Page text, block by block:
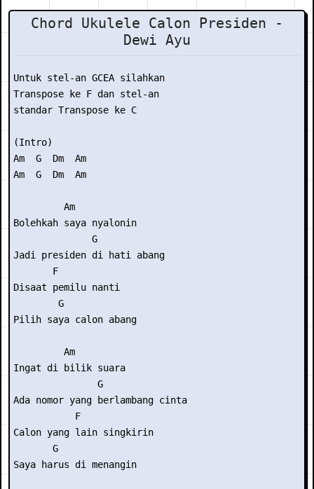
Chord Ukulele Calon Presiden -
Dewi Ayu
Untuk stel-an GCEA silahkan
Transpose ke F dan stel-an
standar Transpose ke C
(Intro)
Am  G  Dm  Am
Am  G  Dm  Am
         Am
Bolehkah saya nyalonin
              G
Jadi presiden di hati abang
       F
Disaat pemilu nanti
        G
Pilih saya calon abang
         Am
Ingat di bilik suara
               G
Ada nomor yang berlambang cinta
           F
Calon yang lain singkirin
       G
Saya harus di menangin